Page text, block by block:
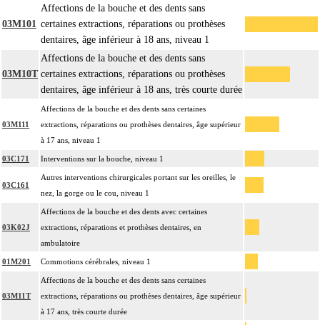
03M101
Affections de la bouche et des dents sans
certaines extractions, réparations ou prothèses
dentaires, âge inférieur à 18 ans, niveau 1
03M10T
Affections de la bouche et des dents sans
certaines extractions, réparations ou prothèses
dentaires, âge inférieur à 18 ans, très courte durée
03M111
Affections de la bouche et des dents sans certaines
extractions, réparations ou prothèses dentaires, âge supérieur
à 17 ans, niveau 1
03C171 Interventions sur la bouche, niveau 1
03C161
Autres interventions chirurgicales portant sur les oreilles, le
nez, la gorge ou le cou, niveau 1
03K02J
Affections de la bouche et des dents avec certaines
extractions, réparations et prothèses dentaires, en
ambulatoire
01M201 Commotions cérébrales, niveau 1
03M11T
Affections de la bouche et des dents sans certaines
extractions, réparations ou prothèses dentaires, âge supérieur
à 17 ans, très courte durée